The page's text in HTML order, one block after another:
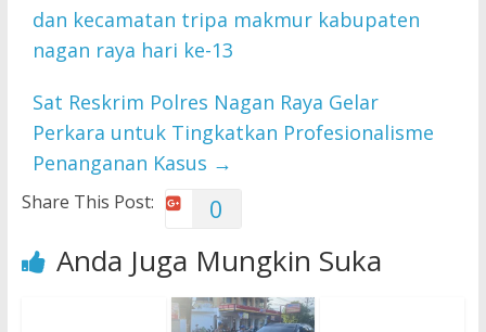
dan kecamatan tripa makmur kabupaten
nagan raya hari ke-13
Sat Reskrim Polres Nagan Raya Gelar
Perkara untuk Tingkatkan Profesionalisme
Penanganan Kasus →
Share This Post: 0
Anda Juga Mungkin Suka